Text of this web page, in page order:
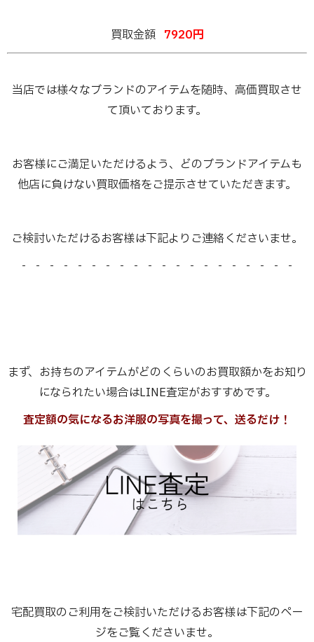
買取金額 7920円
当店では様々なブランドのアイテムを随時、高価買取させ
て頂いております。
お客様にご満足いただけるよう、どのブランドアイテムも
他店に負けない買取価格をご提示させていただきます。
ご検討いただけるお客様は下記よりご連絡くださいませ。
- - - - - - - - - - - - - - - - - - - -
まず、お持ちのアイテムがどのくらいのお買取額かをお知り
になられたい場合はLINE査定がおすすめです。
査定額の気になるお洋服の写真を撮って、送るだけ！
宅配買取のご利用をご検討いただけるお客様は下記のペー
ジをご覧くださいませ。